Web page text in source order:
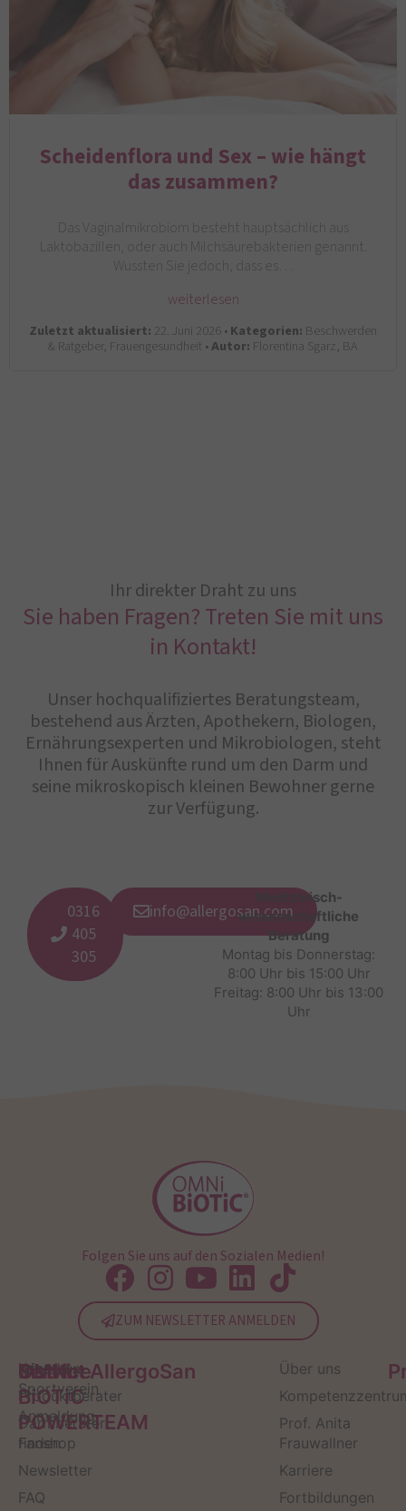
Scheidenflora und Sex – wie hängt
das zusammen?
Das Vaginalmikrobiom besteht hauptsächlich aus
Laktobazillen, oder auch Milchsäurebakterien genannt.
Wussten Sie jedoch, dass es…
weiterlesen
Zuletzt aktualisiert: 22. Juni 2026 •Kategorien: Beschwerden
& Ratgeber, Frauengesundheit •Autor: Florentina Sgarz, BA
Ihr direkter Draht zu uns
Sie haben Fragen? Treten Sie mit uns
in Kontakt!
Unser hochqualifiziertes Beratungsteam,
bestehend aus Ärzten, Apothekern, Biologen,
Ernährungsexperten und Mikrobiologen, steht
Ihnen für Auskünfte rund um den Darm und
seine mikroskopisch kleinen Bewohner gerne
zur Verfügung.
0316
405
305
info@allergosan.com
Medizinisch-
wissenschaftliche
Beratung
Montag bis Donnerstag:
8:00 Uhr bis 15:00 Uhr
Freitag: 8:00 Uhr bis 13:00
Uhr
Folgen Sie uns auf den Sozialen Medien!
ZUM NEWSLETTER ANMELDEN
Service
Kontakt
Produktberater
Darmberater
finden
Newsletter
FAQ
OMNi-
BiOTiC
POWERTEAM
Infos zum
Sportverein
Anmeldung
Fanshop
Institut AllergoSan
Über uns
Prof. Anita
Frauwallner
Karriere
Fortbildungen